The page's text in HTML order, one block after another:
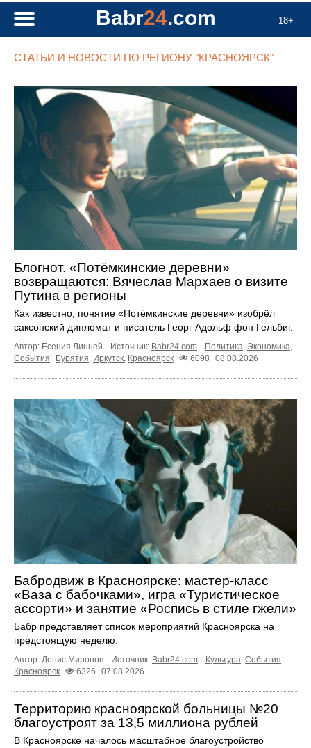
18+
Babr24.com
СТАТЬИ И НОВОСТИ ПО РЕГИОНУ "КРАСНОЯРСК"
Блогнот. «Потёмкинские деревни»
возвращаются: Вячеслав Мархаев о визите
Путина в регионы
Как известно, понятие «Потёмкинские деревни» изобрёл
саксонский дипломат и писатель Георг Адольф фон Гельбиг.
Автор: Есения Линней. Источник: Babr24.com Политика Экономика
События
Бурятия Иркутск Красноярск 6098 08.08.2026
Бабродвиж в Красноярске: мастер-класс
«Ваза с бабочками», игра «Туристическое
ассорти» и занятие «Роспись в стиле гжели»
Бабр представляет список мероприятий Красноярска на
предстоящую неделю.
Автор: Денис Миронов. Источник: Babr24.com. Культура, События
Красноярск
6326 07.08.2026
Территорию красноярской больницы №20
благоустроят за 13,5 миллиона рублей
В Красноярске началось масштабное благоустройство